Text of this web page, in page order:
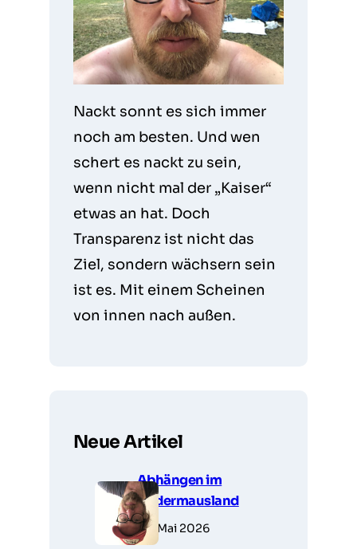
Nackt sonnt es sich immer
noch am besten. Und wen
schert es nackt zu sein,
wenn nicht mal der „Kaiser“
etwas an hat. Doch
Transparenz ist nicht das
Ziel, sondern wächsern sein
ist es. Mit einem Scheinen
von innen nach außen.
Neue Artikel
Abhängen im
Fledermausland
28. Mai 2026